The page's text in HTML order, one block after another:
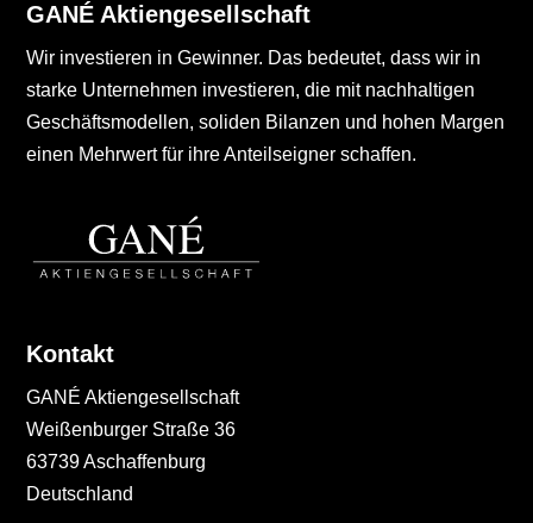
GANÉ Aktiengesellschaft
Wir investieren in Gewinner. Das bedeutet, dass wir in
starke Unternehmen investieren, die mit nachhaltigen
Geschäftsmodellen, soliden Bilanzen und hohen Margen
einen Mehrwert für ihre Anteilseigner schaffen.
Kontakt
GANÉ Aktiengesellschaft
Weißenburger Straße 36
63739 Aschaffenburg
Deutschland